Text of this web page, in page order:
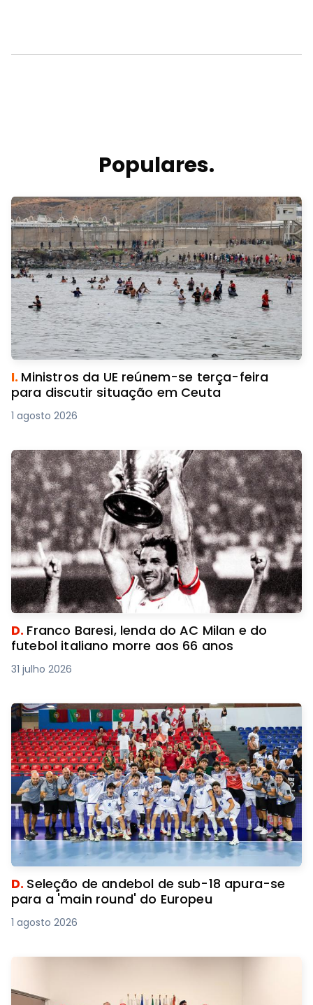
Populares.
I. Ministros da UE reúnem-se terça-feira
para discutir situação em Ceuta
1 agosto 2026
D. Franco Baresi, lenda do AC Milan e do
futebol italiano morre aos 66 anos
31 julho 2026
D. Seleção de andebol de sub-18 apura-se
para a 'main round' do Europeu
1 agosto 2026